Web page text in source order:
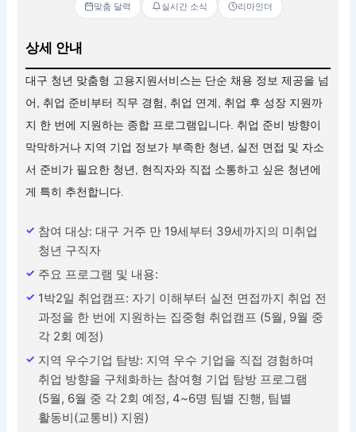
맞춤 달력 실시간 소식 리마인더
상세 안내
대구 청년 맞춤형 고용지원서비스는 단순 채용 정보 제공을 넘
어, 취업 준비부터 직무 경험, 취업 연계, 취업 후 성장 지원까
지 한 번에 지원하는 종합 프로그램입니다. 취업 준비 방향이
막막하거나 지역 기업 정보가 부족한 청년, 실전 면접 및 자소
서 준비가 필요한 청년, 현직자와 직접 소통하고 싶은 청년에
게 특히 추천합니다.
참여 대상: 대구 거주 만 19세부터 39세까지의 미취업
청년 구직자
주요 프로그램 및 내용:
1박2일 취업캠프: 자기 이해부터 실전 면접까지 취업 전
과정을 한 번에 지원하는 집중형 취업캠프 (5월, 9월 중
각 2회 예정)
지역 우수기업 탐방: 지역 우수 기업을 직접 경험하며
취업 방향을 구체화하는 참여형 기업 탐방 프로그램
(5월, 6월 중 각 2회 예정, 4~6명 팀별 진행, 팀별
활동비(교통비) 지원)